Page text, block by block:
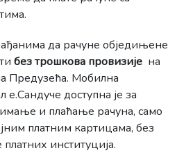
да рачуне обједињене
без трошкова провизије на
Предузећа. Мобилна
е.Сандуче доступна је за
и плаћање рачуна, само
платним картицама, без
институција.